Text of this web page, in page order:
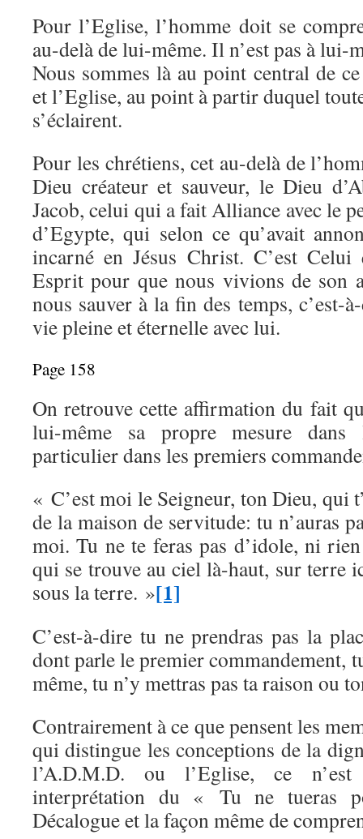
Pour l’Eglise, l’homme doit se
au-delà de lui-même. Il n’est pas à lui-
Nous sommes là au point central de
et l’Eglise, au point à partir duquel
s’éclairent.
Pour les chrétiens, cet au-delà de
Dieu créateur et sauveur, le Dieu
Jacob, celui qui a fait Alliance avec le
d’Egypte, qui selon ce qu’avait
incarné en Jésus Christ. C’est
Esprit pour que nous vivions de son
nous sauver à la fin des temps, c’est-
vie pleine et éternelle avec lui.
Page 158
On retrouve cette affirmation du fait
lui-même sa propre mesure
particulier dans les premiers
« C’est moi le Seigneur, ton Dieu, qui
de la maison de servitude: tu n’auras
moi. Tu ne te feras pas d’idole, ni
qui se trouve au ciel là-haut, sur terre
sous la terre. »[1]
C’est-à-dire tu ne prendras pas la
dont parle le premier commandement,
même, tu n’y mettras pas ta raison ou
Contrairement à ce que pensent les
qui distingue les conceptions de la
l’A.D.M.D. ou l’Eglise, ce
interprétation du « Tu ne tueras
Décalogue et la façon même de